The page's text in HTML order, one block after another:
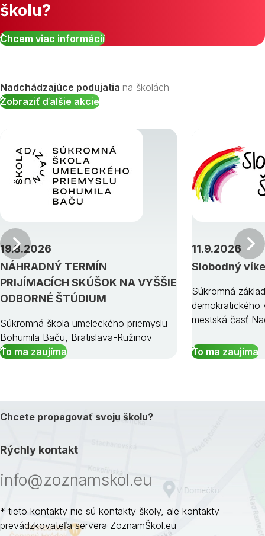
školu?
Chcem viac informácií
Nadchádzajúce podujatia na školách
Zobraziť ďalšie akcie
NÁHRADNÝ TERMÍN
PRIJÍMACÍCH SKÚŠOK NA VYŠŠIE
ODBORNÉ ŠTÚDIUM
19.8.2026
Súkromná škola umeleckého priemyslu
Bohumila Baču, Bratislava-Ružinov
To ma zaujíma
Slobodný
11.9.2026
Súkromná
demokratického
mestská časť
To ma zaujíma
Predchádzajúci
Chcete propagovať svoju školu?
Rýchly kontakt
info@zoznamskol.eu
* tieto kontakty nie sú kontakty školy, ale kontakty
prevádzkovateľa servera ZoznamŠkol.eu